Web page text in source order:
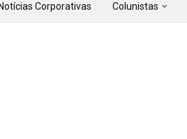
Notícias Corporativas Colunistas